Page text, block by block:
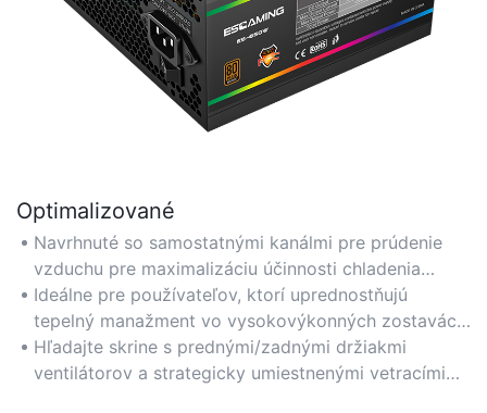
Optimalizované
Navrhnuté so samostatnými kanálmi pre prúdenie
vzduchu pre maximalizáciu účinnosti chladenia
vzduchom chladených CPU a GPU, čím sa zabezpečí
stabilný výkon počas intenzívnych herných sedení.
Ideálne pre používateľov, ktorí uprednostňujú
tepelný manažment vo vysokovýkonných zostavách,
najmä s pretaktovaným komponentom.
Hľadajte skrine s prednými/zadnými držiakmi
ventilátorov a strategicky umiestnenými vetracími